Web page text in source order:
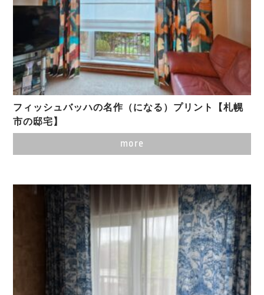
フィッシュバッハの名作（になる）プリント【札幌
市の邸宅】
more